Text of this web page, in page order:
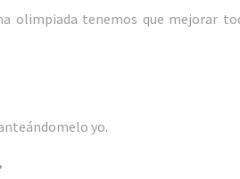
olimpiada tenemos que mejorar
yo.